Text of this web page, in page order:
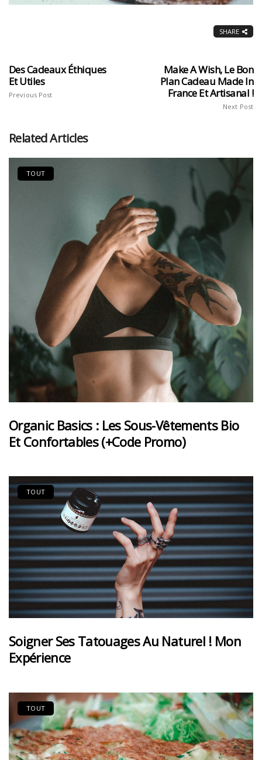
SHARE
Des Cadeaux Éthiques
Et Utiles
Previous Post
Make A Wish, Le Bon
Plan Cadeau Made In
France Et Artisanal !
Next Post
Related Articles
TOUT
Organic Basics : Les Sous-Vêtements Bio
Et Confortables (+code Promo)
TOUT
Soigner Ses Tatouages Au Naturel ! Mon
Expérience
TOUT